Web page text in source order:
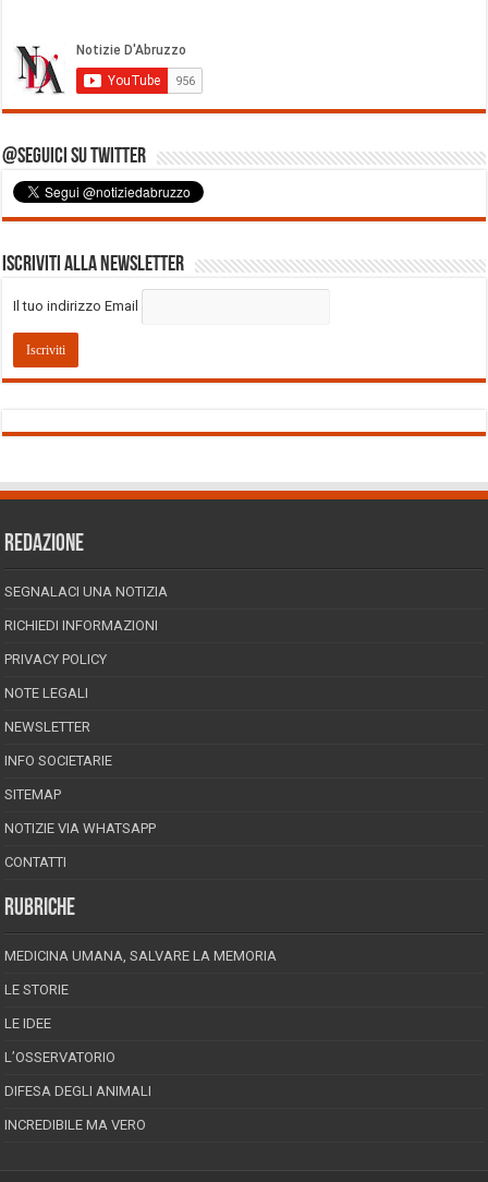
@Seguici su Twitter
Iscriviti alla Newsletter
Il tuo indirizzo Email
REDAZIONE
SEGNALACI UNA NOTIZIA
RICHIEDI INFORMAZIONI
PRIVACY POLICY
NOTE LEGALI
NEWSLETTER
INFO SOCIETARIE
SITEMAP
NOTIZIE VIA WHATSAPP
CONTATTI
RUBRICHE
MEDICINA UMANA, SALVARE LA MEMORIA
LE STORIE
LE IDEE
L’OSSERVATORIO
DIFESA DEGLI ANIMALI
INCREDIBILE MA VERO